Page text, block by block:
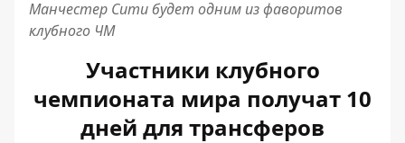
Манчестер Сити будет одним из фаворитов
клубного ЧМ
Участники клубного
чемпионата мира получат 10
дней для трансферов